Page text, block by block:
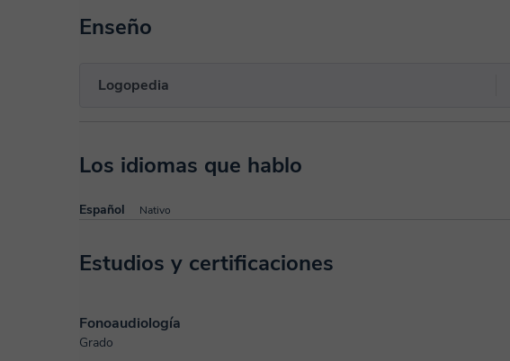
Enseño
Logopedia
Los idiomas que hablo
Español Nativo
Estudios y certificaciones
Fonoaudiología
Grado